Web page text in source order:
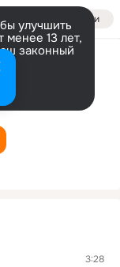
Войти
улучшить
менее 13 лет,
законный
3:28